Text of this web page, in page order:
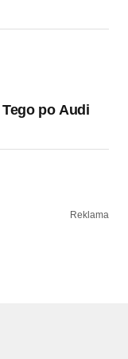
Tego po Audi
Reklama